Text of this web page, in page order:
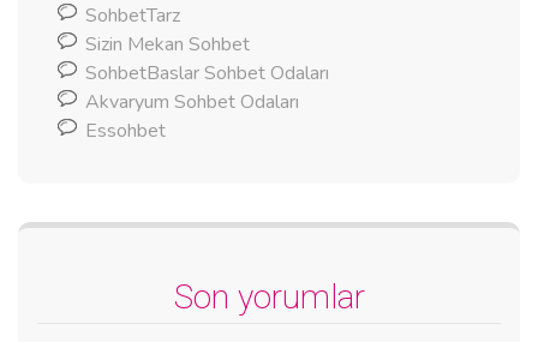
SohbetTarz
Sizin Mekan Sohbet
SohbetBaslar Sohbet Odaları
Akvaryum Sohbet Odaları
Essohbet
Son yorumlar